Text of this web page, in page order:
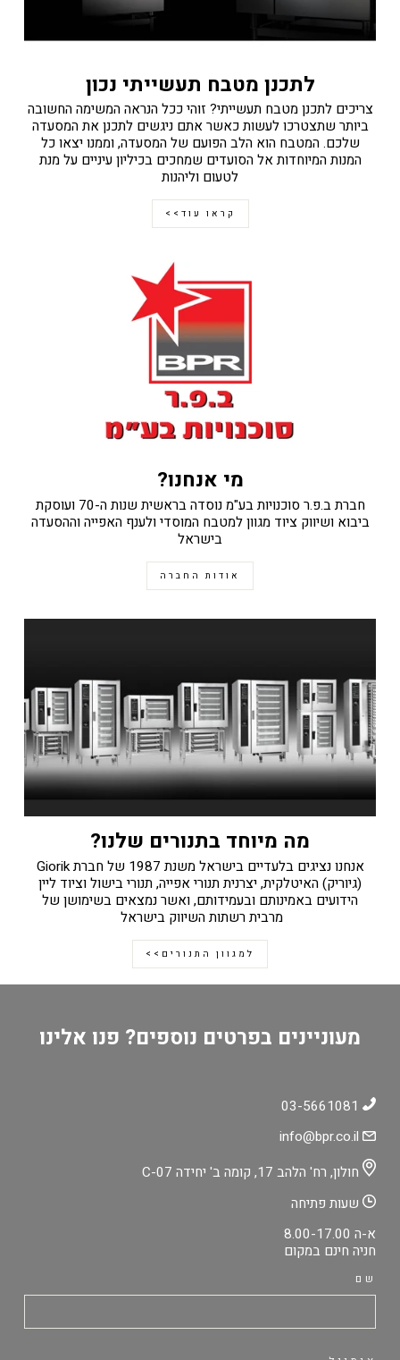
לתכנן מטבח תעשייתי נכון
צריכים לתכנן מטבח תעשייתי? זוהי ככל הנראה המשימה החשובה
ביותר שתצטרכו לעשות כאשר אתם ניגשים לתכנן את המסעדה
שלכם. המטבח הוא הלב הפועם של המסעדה, וממנו יצאו כל
המנות המיוחדות אל הסועדים שמחכים בכיליון עיניים על מנת
לטעום וליהנות
קראו עוד>>
מי אנחנו?
חברת ב.פ.ר סוכנויות בע"מ נוסדה בראשית שנות ה-70 ועוסקת
ביבוא ושיווק ציוד מגוון למטבח המוסדי ולענף האפייה וההסעדה
בישראל
אודות החברה
מה מיוחד בתנורים שלנו?
אנחנו נציגים בלעדיים בישראל משנת 1987 של חברת Giorik
(גיוריק) האיטלקית, יצרנית תנורי אפייה, תנורי בישול וציוד ליין
הידועים באמינותם ובעמידותם, ואשר נמצאים בשימושן של
מרבית רשתות השיווק בישראל
למגוון התנורים>>
מעוניינים בפרטים נוספים? פנו אלינו
חולון, רח' הלהב 17, קומה ב' יחידה C-07
שעות פתיחה
א-ה 8.00-17.00
חניה חינם במקום
שם